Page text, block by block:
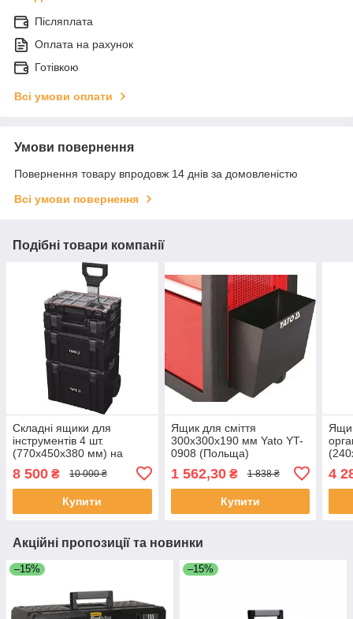
Післяплата
Оплата на рахунок
Готівкою
Всі умови оплати
Умови повернення
Повернення товару впродовж 14 днів за домовленістю
Всі умови повернення
Подібні товари компанії
Складні ящики для
інструментів 4 шт.
(770х450х380 мм) на
(Польща)
8 500 ₴ 10 000 ₴
Купити
Ящик для сміття
300x300x190 мм Yato YT-
0908 (Польща)
1 562,30₴ 1 838 ₴
Купити
4
Акційні пропозиції та новинки
–15% –15%